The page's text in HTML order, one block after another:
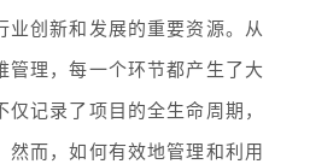
业创新和发展的重要资源。从
管理，每一个环节都产生了大
记录了项目的全生命周期，
然而，如何有效地管理和利用